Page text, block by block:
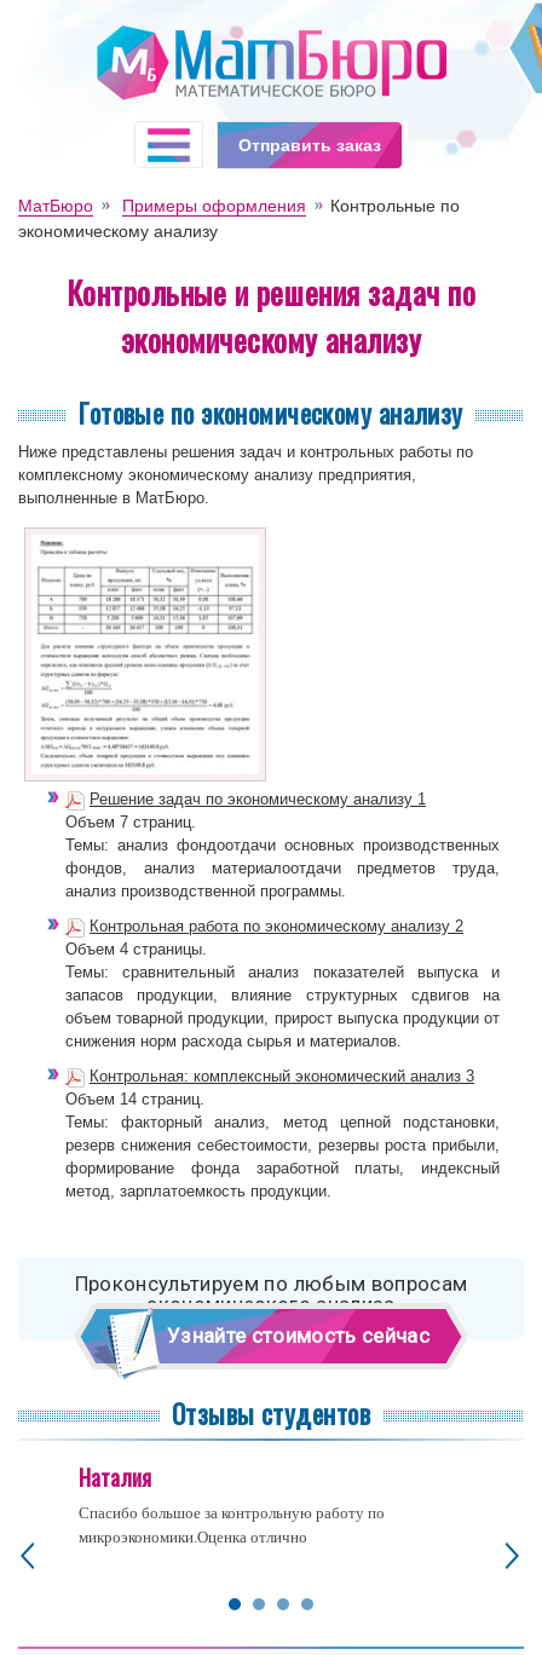
МатБюро Примеры оформления
Контрольные по
экономическому анализу
Контрольные и решения задач по
экономическому анализу
Готовые по экономическому анализу
Ниже представлены решения задач и контрольных работы по
комплексному экономическому анализу предприятия,
выполненные в МатБюро.
Решение задач по экономическому анализу 1
Объем 7 страниц.
Темы: анализ фондоотдачи основных производственных
фондов, анализ материалоотдачи предметов труда,
анализ производственной программы.
Контрольная работа по экономическому анализу 2
Объем 4 страницы.
Темы: сравнительный анализ показателей выпуска и
запасов продукции, влияние структурных сдвигов на
объем товарной продукции, прирост выпуска продукции от
снижения норм расхода сырья и материалов.
Контрольная: комплексный экономический анализ 3
Объем 14 страниц.
Темы: факторный анализ, метод цепной подстановки,
резерв снижения себестоимости, резервы роста прибыли,
формирование фонда заработной платы, индексный
метод, зарплатоемкость продукции.
Проконсультируем по любым вопросам
экономического анализа
Узнайте стоимость сейчас
Отзывы студентов
Спасибо большое за контрольную работу по
микроэкономики.Оценка отлично
Наталия
Отправить заказ